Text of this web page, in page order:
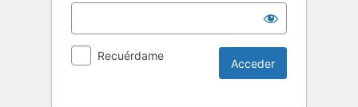
Recuérdame